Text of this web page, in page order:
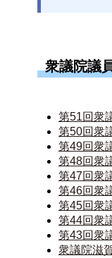
衆議院議
第51回衆
第50回衆
第49回衆
第48回衆
第47回衆
第46回衆
第45回衆
第44回衆
第43回衆
衆議院滋